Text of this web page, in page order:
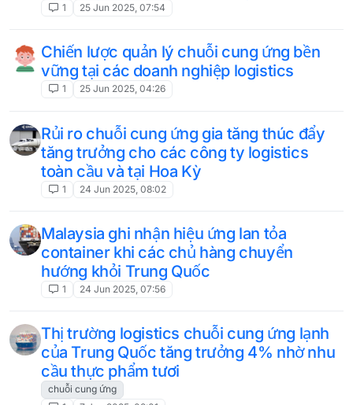
1 25 Jun 2025, 07:54
Chiến lược quản lý chuỗi cung ứng bền
vững tại các doanh nghiệp logistics
1 25 Jun 2025, 04:26
Rủi ro chuỗi cung ứng gia tăng thúc đẩy
tăng trưởng cho các công ty logistics
toàn cầu và tại Hoa Kỳ
1 24 Jun 2025, 08:02
Malaysia ghi nhận hiệu ứng lan tỏa
container khi các chủ hàng chuyển
hướng khỏi Trung Quốc
1 24 Jun 2025, 07:56
Thị trường logistics chuỗi cung ứng lạnh
của Trung Quốc tăng trưởng 4% nhờ nhu
cầu thực phẩm tươi
chuỗi cung ứng